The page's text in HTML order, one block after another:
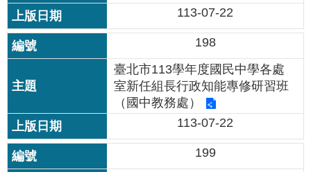
113-07-22
198
臺北市113學年度國民中學各處
室新任組長行政知能專修研習班
（國中教務處）
113-07-22
199